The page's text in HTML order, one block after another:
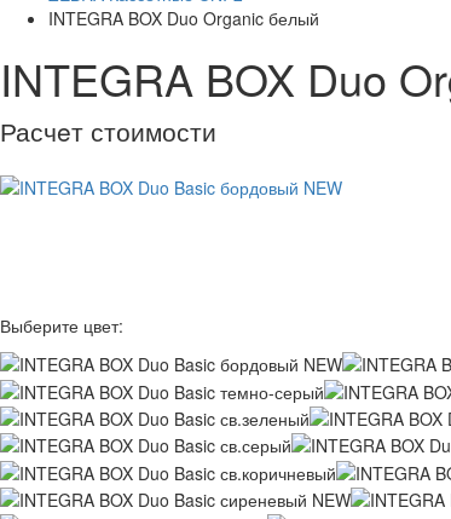
INTEGRA BOX Duo Organic белый
INTEGRA BOX Duo
Расчeт стоимости
Выберите цвет: